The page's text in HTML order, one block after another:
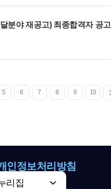
분야 재공고) 최종합격자 공고
5 6 7 8 9 10
인정보처리방침
리집